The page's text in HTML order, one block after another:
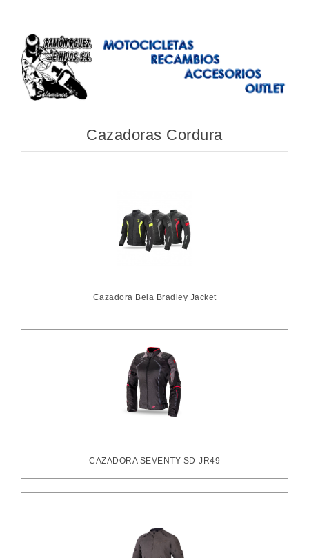
Cazadoras Cordura
Cazadora Bela Bradley Jacket
CAZADORA SEVENTY SD-JR49